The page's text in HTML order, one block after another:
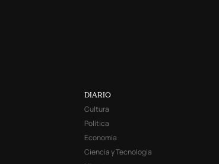
DIARIO
Cultura
Política
Economía
Ciencia y Tecnología